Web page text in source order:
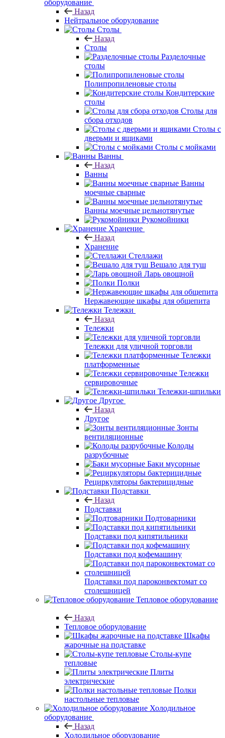
оборудование
Назад
Нейтральное оборудование
Столы
Назад
Столы
Разделочные
столы
Полипропиленовые столы
Кондитерские
столы
Столы для
сбора отходов
Столы с
дверьми и ящиками
Столы с мойками
Ванны
Назад
Ванны
Ванны
моечные сварные
Ванны моечные цельнотянутые
Рукомойники
Хранение
Назад
Хранение
Стеллажи
Вешало для туш
Ларь овощной
Полки
Нержавеющие шкафы для общепита
Тележки
Назад
Тележки
Тележки для уличной торговли
Тележки
платформенные
Тележки
сервировочные
Тележки-шпильки
Другое
Назад
Другое
Зонты
вентиляционные
Колоды
разрубочные
Баки мусорные
Рециркуляторы бактерицидные
Подставки
Назад
Подставки
Подтоварники
Подставки под кипятильники
Подставки под кофемашину
Подставки под пароконвектомат со
столешницей
Тепловое оборудование
Назад
Тепловое оборудование
Шкафы
жарочные на подставке
Столы-купе
тепловые
Плиты
электрические
Полки
настольные тепловые
Холодильное
оборудование
Назад
Холодильное оборудование